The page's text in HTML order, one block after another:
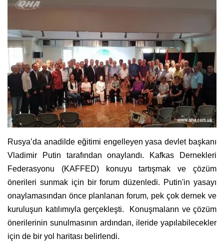
Rusya’da anadilde eğitimi engelleyen yasa devlet başkanı
Vladimir Putin tarafından onaylandı. Kafkas Dernekleri
Federasyonu (KAFFED) konuyu tartışmak ve çözüm
önerileri sunmak için bir forum düzenledi. Putin'in yasayı
onaylamasından önce planlanan forum, pek çok dernek ve
kuruluşun katılımıyla gerçekleşti. Konuşmaların ve çözüm
önerilerinin sunulmasının ardından, ileride yapılabilecekler
için de bir yol haritası belirlendi.